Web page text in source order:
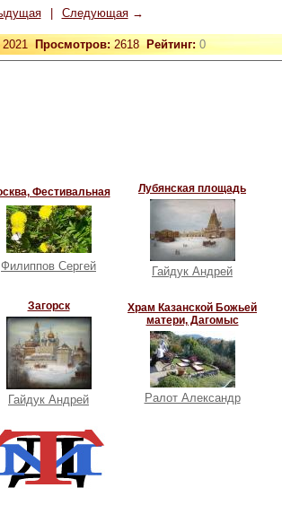
Следующая→
Просмотров:2618 Рейтинг:0
Фестивальная
Филиппов Сергей
Лубянская площадь
Гайдук Андрей
Загорск
Гайдук Андрей
Храм Казанской Божьей
матери, Дагомыс
Ралот Александр